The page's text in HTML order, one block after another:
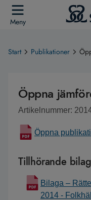
Meny
Start Publikationer
Öppna
Artikelnummer:
Öppna
Tillhörande
Bilaga –
2014 -